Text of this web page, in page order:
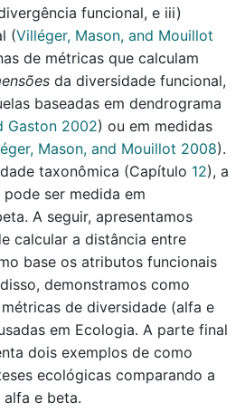
funcional, e iii)
(Villéger, Mason, and Mouillot
de métricas que calculam
da diversidade funcional,
baseadas em dendrograma
Gaston 2002) ou em medidas
Mason, and Mouillot 2008).
taxonômica (Capítulo 12), a
ser medida em
A seguir, apresentamos
calcular a distância entre
base os atributos funcionais
demonstramos como
de diversidade (alfa e
em Ecologia. A parte final
dois exemplos de como
ecológicas comparando a
e beta.